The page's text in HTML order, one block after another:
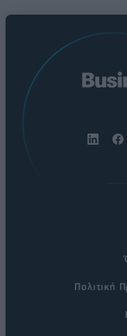
Πολιτική